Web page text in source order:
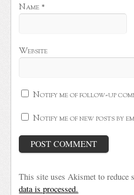
Name *
Website
Notify me of follow-up
Notify me of new posts by
This site uses Akismet to reduce
data is processed.